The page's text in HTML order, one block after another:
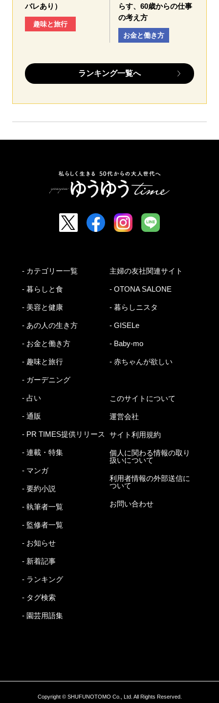
バレあり）
趣味と旅行
らす、60歳からの仕事
の考え方
お金と働き方
ランキング一覧へ
- カテゴリー一覧
- 暮らしと食
- 美容と健康
- あの人の生き方
- お金と働き方
- 趣味と旅行
- ガーデニング
- 占い
- 通販
- PR TIMES提供リリース
- 連載・特集
- マンガ
- 要約小説
- 執筆者一覧
- 監修者一覧
- お知らせ
- 新着記事
- ランキング
- タグ検索
- 園芸用語集
主婦の友社関連サイト
- OTONA SALONE
- 暮らしニスタ
- GISELe
- Baby-mo
- 赤ちゃんが欲しい
このサイトについて
運営会社
サイト利用規約
個人に関わる情報の取り
扱いについて
利用者情報の外部送信に
ついて
お問い合わせ
Copyright © SHUFUNOTOMO Co., Ltd. All Rights Reserved.